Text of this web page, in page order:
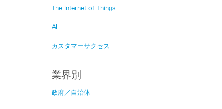
The Internet of Things
AI
カスタマーサクセス
業界別
政府／自治体